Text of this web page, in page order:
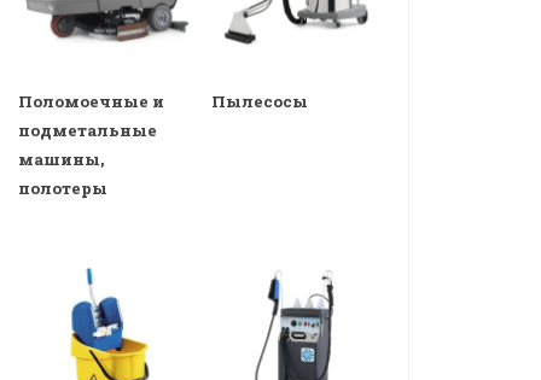
Поломоечные и
подметальные
машины,
полотеры
Пылесосы